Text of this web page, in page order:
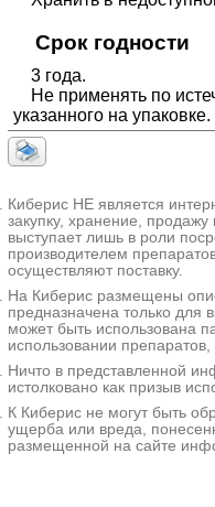
Срок годности
3 года.
Не применять по
указанного на упаковке.
Киберис НЕ является
закупку, хранение, продажу
выступает лишь в роли
производителем
осуществляют поставку.
На Киберис размещены
предназначена только
может быть использована
использовании
Ничто в представленной
истолковано как призыв
К Киберис не могут быть
ущерба или вреда,
размещенной на сайте